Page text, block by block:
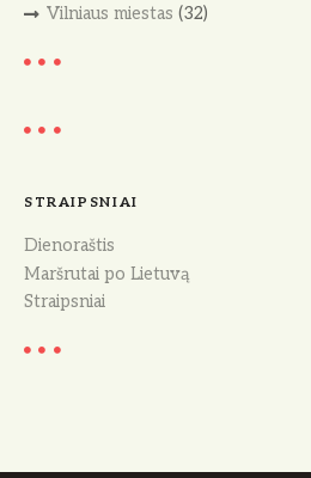
Vilniaus miestas (32)
STRAIPSNIAI
Dienoraštis
Maršrutai po Lietuvą
Straipsniai